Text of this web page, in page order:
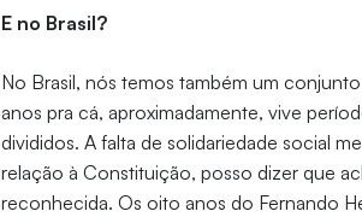
E no Brasil?
No Brasil, nós temos também um
anos pra cá, aproximadamente, vive
divididos. A falta de solidariedade social
relação à Constituição, posso dizer que
reconhecida. Os oito anos do Fernando